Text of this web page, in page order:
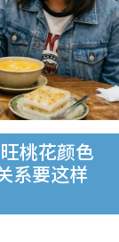
桃花颜色
系要这样